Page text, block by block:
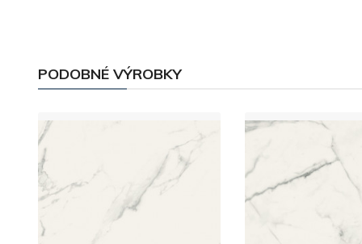
PODOBNÉ VÝROBKY